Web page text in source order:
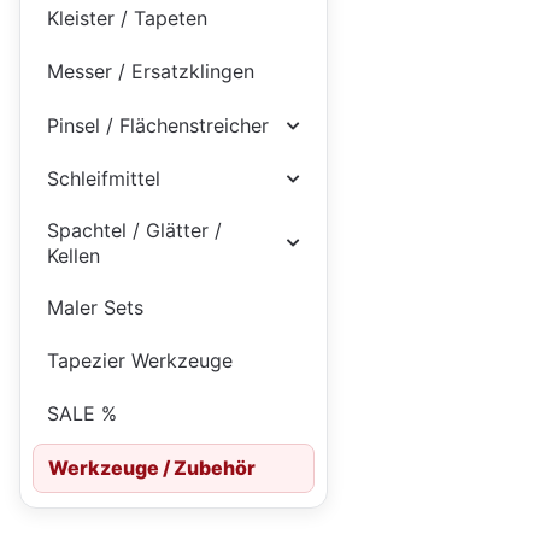
Kleister / Tapeten
Messer / Ersatzklingen
Pinsel / Flächenstreicher
Schleifmittel
Spachtel / Glätter /
Kellen
Maler Sets
Tapezier Werkzeuge
SALE %
Werkzeuge / Zubehör